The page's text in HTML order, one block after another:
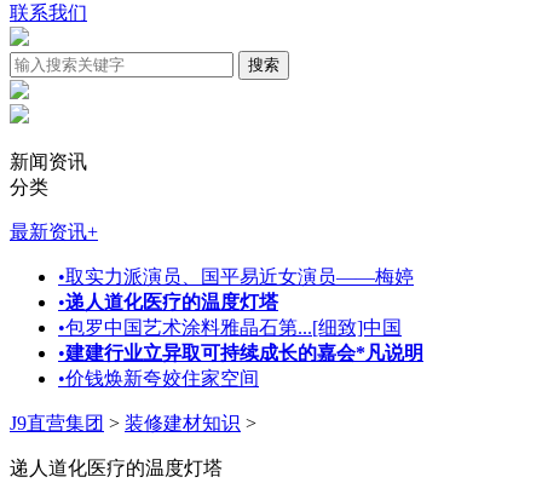
联系我们
新闻资讯
分类
最新资讯+
•取实力派演员、国平易近女演员——梅婷
•递人道化医疗的温度灯塔
•包罗中国艺术涂料雅晶石第...[细致]中国
•建建行业立异取可持续成长的嘉会*凡说明
•价钱焕新夸姣住家空间
J9直营集团 > 装修建材知识 >
递人道化医疗的温度灯塔